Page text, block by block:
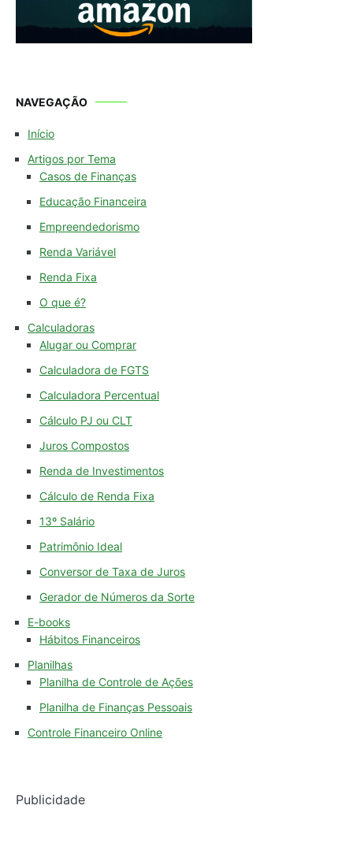
NAVEGAÇÃO
Início
Artigos por Tema
Casos de Finanças
Educação Financeira
Empreendedorismo
Renda Variável
Renda Fixa
O que é?
Calculadoras
Alugar ou Comprar
Calculadora de FGTS
Calculadora Percentual
Cálculo PJ ou CLT
Juros Compostos
Renda de Investimentos
Cálculo de Renda Fixa
13º Salário
Patrimônio Ideal
Conversor de Taxa de Juros
Gerador de Números da Sorte
E-books
Hábitos Financeiros
Planilhas
Planilha de Controle de Ações
Planilha de Finanças Pessoais
Controle Financeiro Online
Publicidade